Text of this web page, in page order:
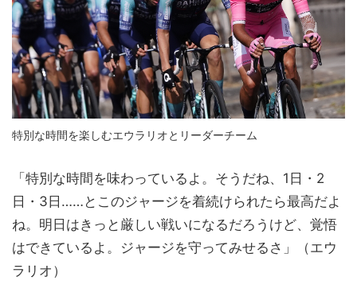
特別な時間を楽しむエウラリオとリーダーチーム
「特別な時間を味わっているよ。そうだね、1日・2
日・3日……とこのジャージを着続けられたら最高だよ
ね。明日はきっと厳しい戦いになるだろうけど、覚悟
はできているよ。ジャージを守ってみせるさ」（エウ
ラリオ）